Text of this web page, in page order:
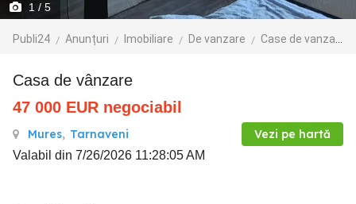
1 / 5
Publi24 Anunțuri Imobiliare De vanzare Case de vanzare
casa de vânzare
47 000 EUR negociabil
Mures, Tarnaveni Vezi pe hartă
Valabil din 7/26/2026 11:28:05 AM